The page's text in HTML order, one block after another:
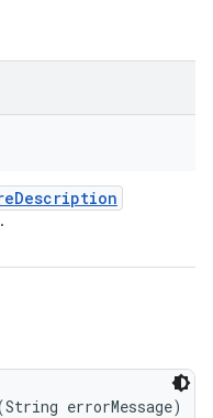
Description
errorMessage)